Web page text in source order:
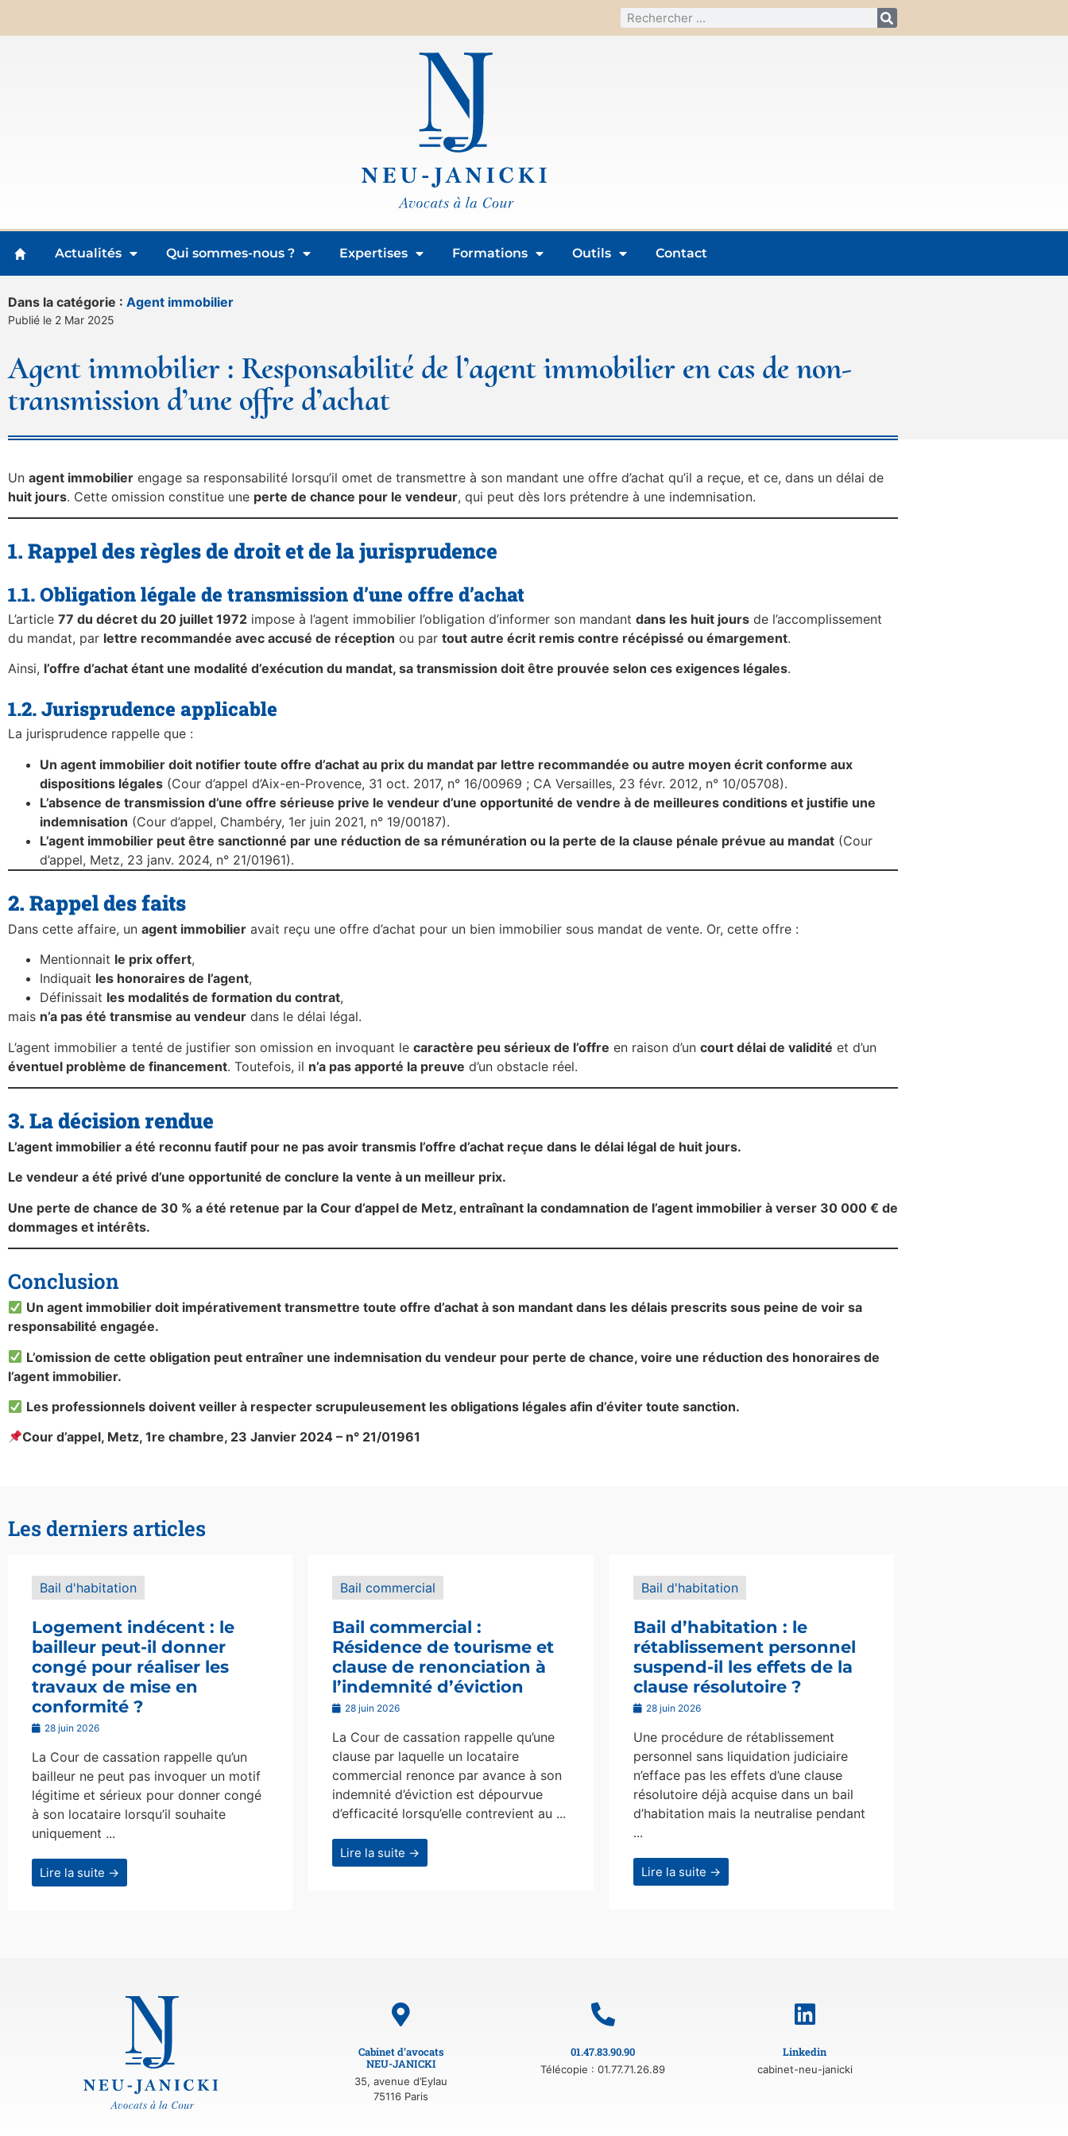
Actualités Qui sommes-nous ? Expertises Formations Outils Contact
Dans la catégorie : Agent immobilier
Publié le 2 Mar 2025
Agent immobilier : Responsabilité de l’agent immobilier en cas de non-
transmission d’une offre d’achat
Un agent immobilier engage sa responsabilité lorsqu’il omet de transmettre à son mandant une offre d’achat qu’il a reçue, et ce, dans un délai de
huit jours. Cette omission constitue une perte de chance pour le vendeur, qui peut dès lors prétendre à une indemnisation.
1. Rappel des règles de droit et de la jurisprudence
1.1. Obligation légale de transmission d’une offre d’achat
L’article 77 du décret du 20 juillet 1972 impose à l’agent immobilier l’obligation d’informer son mandant dans les huit jours de l’accomplissement
du mandat, par lettre recommandée avec accusé de réception ou par tout autre écrit remis contre récépissé ou émargement.
Ainsi, l’offre d’achat étant une modalité d’exécution du mandat, sa transmission doit être prouvée selon ces exigences légales.
1.2. Jurisprudence applicable
La jurisprudence rappelle que :
Un agent immobilier doit notifier toute offre d’achat au prix du mandat par lettre recommandée ou autre moyen écrit conforme aux
dispositions légales (Cour d’appel d’Aix-en-Provence, 31 oct. 2017, n° 16/00969 ; CA Versailles, 23 févr. 2012, n° 10/05708).
L’absence de transmission d’une offre sérieuse prive le vendeur d’une opportunité de vendre à de meilleures conditions et justifie une
indemnisation (Cour d’appel, Chambéry, 1er juin 2021, n° 19/00187).
L’agent immobilier peut être sanctionné par une réduction de sa rémunération ou la perte de la clause pénale prévue au mandat (Cour
d’appel, Metz, 23 janv. 2024, n° 21/01961).
2. Rappel des faits
Dans cette affaire, un agent immobilier avait reçu une offre d’achat pour un bien immobilier sous mandat de vente. Or, cette offre :
Mentionnait le prix offert,
Indiquait les honoraires de l’agent,
Définissait les modalités de formation du contrat,
mais n’a pas été transmise au vendeur dans le délai légal.
L’agent immobilier a tenté de justifier son omission en invoquant le caractère peu sérieux de l’offre en raison d’un court délai de validité et d’un
éventuel problème de financement. Toutefois, il n’a pas apporté la preuve d’un obstacle réel.
3. La décision rendue
L’agent immobilier a été reconnu fautif pour ne pas avoir transmis l’offre d’achat reçue dans le délai légal de huit jours.
Le vendeur a été privé d’une opportunité de conclure la vente à un meilleur prix.
Une perte de chance de 30 % a été retenue par la Cour d’appel de Metz, entraînant la condamnation de l’agent immobilier à verser 30 000 € de
dommages et intérêts.
Conclusion
Un agent immobilier doit impérativement transmettre toute offre d’achat à son mandant dans les délais prescrits sous peine de voir sa
responsabilité engagée.
L’omission de cette obligation peut entraîner une indemnisation du vendeur pour perte de chance, voire une réduction des honoraires de
l’agent immobilier.
Les professionnels doivent veiller à respecter scrupuleusement les obligations légales afin d’éviter toute sanction.
Cour d’appel, Metz, 1re chambre, 23 Janvier 2024 – n° 21/01961
Les derniers articles
Bail d'habitation
Logement indécent : le
bailleur peut-il donner
congé pour réaliser les
travaux de mise en
conformité ?
28 juin 2026
La Cour de cassation rappelle qu’un
bailleur ne peut pas invoquer un motif
légitime et sérieux pour donner congé
à son locataire lorsqu’il souhaite
uniquement ...
Lire la suite →
Bail commercial
Bail commercial :
Résidence de tourisme et
clause de renonciation à
l’indemnité d’éviction
28 juin 2026
La Cour de cassation rappelle qu’une
clause par laquelle un locataire
commercial renonce par avance à son
indemnité d’éviction est dépourvue
d’efficacité lorsqu’elle contrevient au ...
Lire la suite →
Bail d'habitation
Bail d’habitation : le
rétablissement personnel
suspend-il les effets de la
clause résolutoire ?
28 juin 2026
Une procédure de rétablissement
personnel sans liquidation judiciaire
n’efface pas les effets d’une clause
résolutoire déjà acquise dans un bail
d’habitation mais la neutralise pendant
...
Lire la suite →
Cabinet d’avocats
NEU-JANICKI
35, avenue d’Eylau
75116 Paris
01.47.83.90.90
Télécopie : 01.77.71.26.89
Linkedin
cabinet-neu-janicki